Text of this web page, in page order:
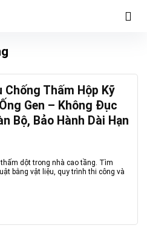
Chống Thấm Hộp Kỹ
Gen – Không Đục
Bộ, Bảo Hành Dài Hạn
dột trong nhà cao tầng. Tìm
bằng vật liệu, quy trình thi công và